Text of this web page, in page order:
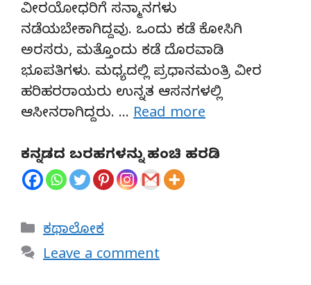
ವೀರಯೋಧರಿಗೆ ಸನ್ಮಾನಗಳು
ನಡೆಯಬೇಕಾಗಿದ್ದವು. ಒಂದು ಕಡೆ ಕೋಸಿಗಿ
ಅರಸರು, ಮತ್ತೊಂದು ಕಡೆ ದೊರವಾಡಿ
ಭೂಪತಿಗಳು. ಮಧ್ಯದಲ್ಲಿ ಪ್ರಧಾನಮಂತ್ರಿ ವೀರ
ಹರಿಹರರಾಯರು ಉನ್ನತ ಆಸನಗಳಲ್ಲಿ
ಆಸೀನರಾಗಿದ್ದರು. … Read more
ಕನ್ನಡದ ಬರಹಗಳನ್ನು ಹಂಚಿ ಹರಡಿ
Categories
ಕಥಾಲೋಕ
Leave a comment